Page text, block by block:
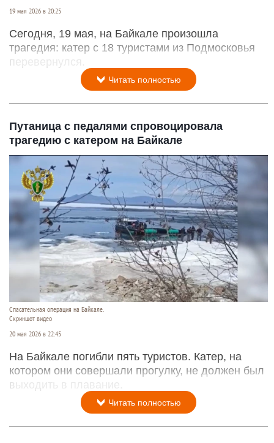
19 мая 2026 в 20:25
Сегодня, 19 мая, на Байкале произошла
трагедия: катер с 18 туристами из Подмосковья
перевернулся.
Читать полностью
Путаница с педалями спровоцировала
трагедию с катером на Байкале
Спасательная операция на Байкале.
Скриншот видео
20 мая 2026 в 22:45
На Байкале погибли пять туристов. Катер, на
котором они совершали прогулку, не должен был
выходить в плавание.
Читать полностью